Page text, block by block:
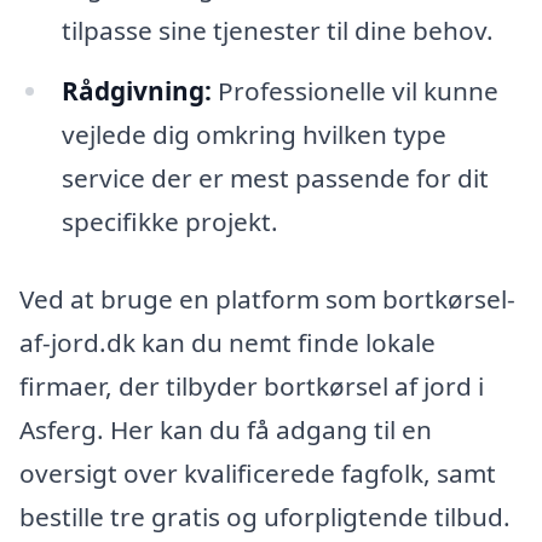
tilpasse sine tjenester til dine behov.
Rådgivning: Professionelle vil kunne
vejlede dig omkring hvilken type
service der er mest passende for dit
specifikke projekt.
Ved at bruge en platform som bortkørsel-
af-jord.dk kan du nemt finde lokale
firmaer, der tilbyder bortkørsel af jord i
Asferg. Her kan du få adgang til en
oversigt over kvalificerede fagfolk, samt
bestille tre gratis og uforpligtende tilbud.